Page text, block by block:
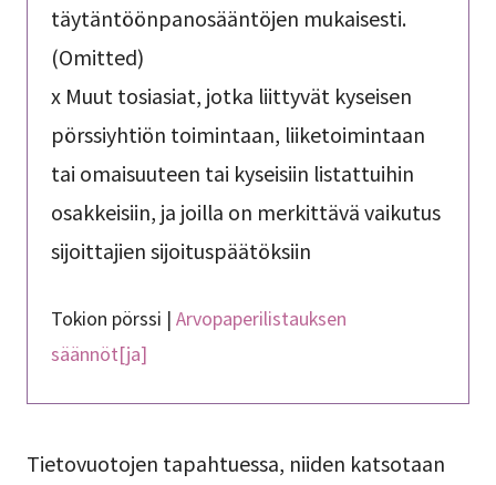
täytäntöönpanosääntöjen mukaisesti.
(Omitted)
x Muut tosiasiat, jotka liittyvät kyseisen
pörssiyhtiön toimintaan, liiketoimintaan
tai omaisuuteen tai kyseisiin listattuihin
osakkeisiin, ja joilla on merkittävä vaikutus
sijoittajien sijoituspäätöksiin
Tokion pörssi | Arvopaperilistauksen
säännöt[ja]
Tietovuotojen tapahtuessa, niiden katsotaan